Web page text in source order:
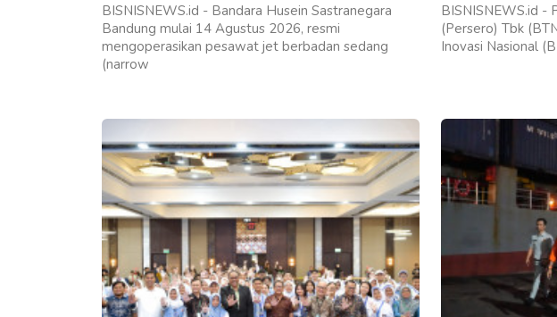
BISNISNEWS.id - Bandara Husein Sastranegara
Bandung mulai 14 Agustus 2026, resmi
mengoperasikan pesawat jet berbadan sedang
(narrow
BISNISNEWS.id -
(Persero) Tbk
Inovasi Nasional